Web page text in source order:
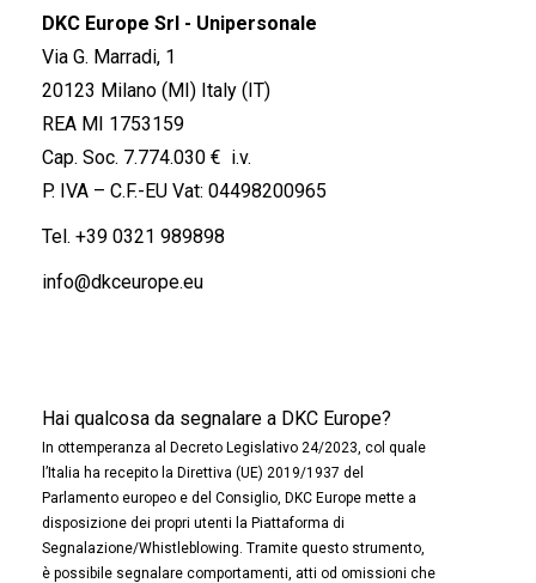
DKC Europe Srl - Unipersonale
Via G. Marradi, 1
20123 Milano (MI) Italy (IT)
REA MI 1753159
Cap. Soc. 7.774.030 € i.v.
P. IVA – C.F.-EU Vat: 04498200965
Tel. +39 0321 989898
info@dkceurope.eu
Hai qualcosa da segnalare a DKC Europe?
In ottemperanza al Decreto Legislativo 24/2023, col quale
l’Italia ha recepito la Direttiva (UE) 2019/1937 del
Parlamento europeo e del Consiglio, DKC Europe mette a
disposizione dei propri utenti la Piattaforma di
Segnalazione/Whistleblowing. Tramite questo strumento,
è possibile segnalare comportamenti, atti od omissioni che